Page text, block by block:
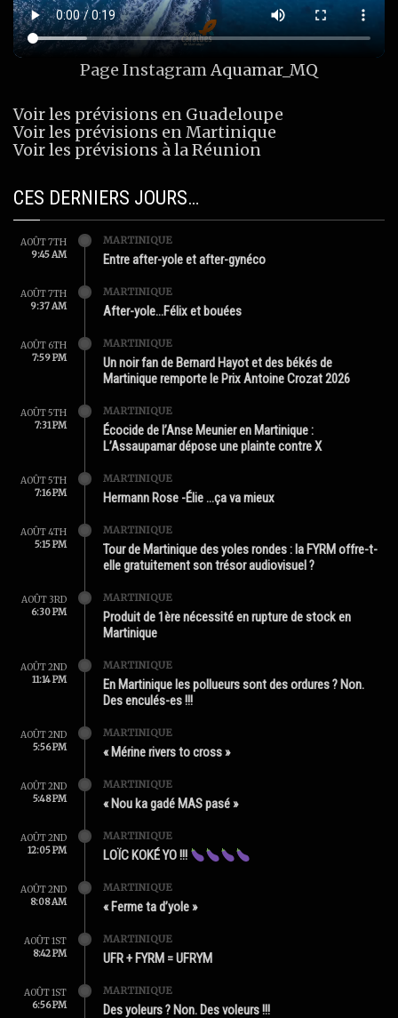
Page InstagramAquamar_MQ
Voir les prévisions en Guadeloupe
Voir les prévisions en Martinique
Voir les prévisions à la Réunion
CES DERNIERS JOURS…
AOÛT 7TH
9:45 AM
MARTINIQUE
Entre after-yole et after-gynéco
AOÛT 7TH
9:37 AM
MARTINIQUE
After-yole…Félix et bouées
AOÛT 6TH
7:59 PM
MARTINIQUE
Un noir fan de Bernard Hayot et des békés de
Martinique remporte le Prix Antoine Crozat 2026
AOÛT 5TH
7:31 PM
MARTINIQUE
Écocide de l’Anse Meunier en Martinique :
L’Assaupamar dépose une plainte contre X
AOÛT 5TH
7:16 PM
MARTINIQUE
Hermann Rose -Élie …ça va mieux
AOÛT 4TH
5:15 PM
MARTINIQUE
Tour de Martinique des yoles rondes : la FYRM offre-t-
elle gratuitement son trésor audiovisuel ?
AOÛT 3RD
6:30 PM
MARTINIQUE
Produit de 1ère nécessité en rupture de stock en
Martinique
AOÛT 2ND
11:14 PM
MARTINIQUE
En Martinique les pollueurs sont des ordures ? Non.
Des enculés-es !!!
AOÛT 2ND
5:56 PM
MARTINIQUE
« Mérine rivers to cross »
AOÛT 2ND
5:48 PM
MARTINIQUE
« Nou ka gadé MAS pasé »
AOÛT 2ND
12:05 PM
MARTINIQUE
LOÏC KOKÉ YO !!!
AOÛT 2ND
8:08 AM
MARTINIQUE
« Ferme ta d’yole »
AOÛT 1ST
8:42 PM
MARTINIQUE
UFR + FYRM = UFRYM
AOÛT 1ST
6:56 PM
MARTINIQUE
Des yoleurs ? Non. Des voleurs !!!